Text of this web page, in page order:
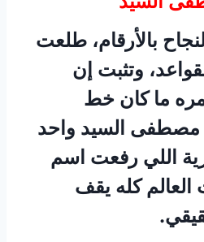
بالأرقام، طلعت
وتثبت إن
ما كان خط
مصطفى السيد واحد
اللي رفعت اسم
كله يقف